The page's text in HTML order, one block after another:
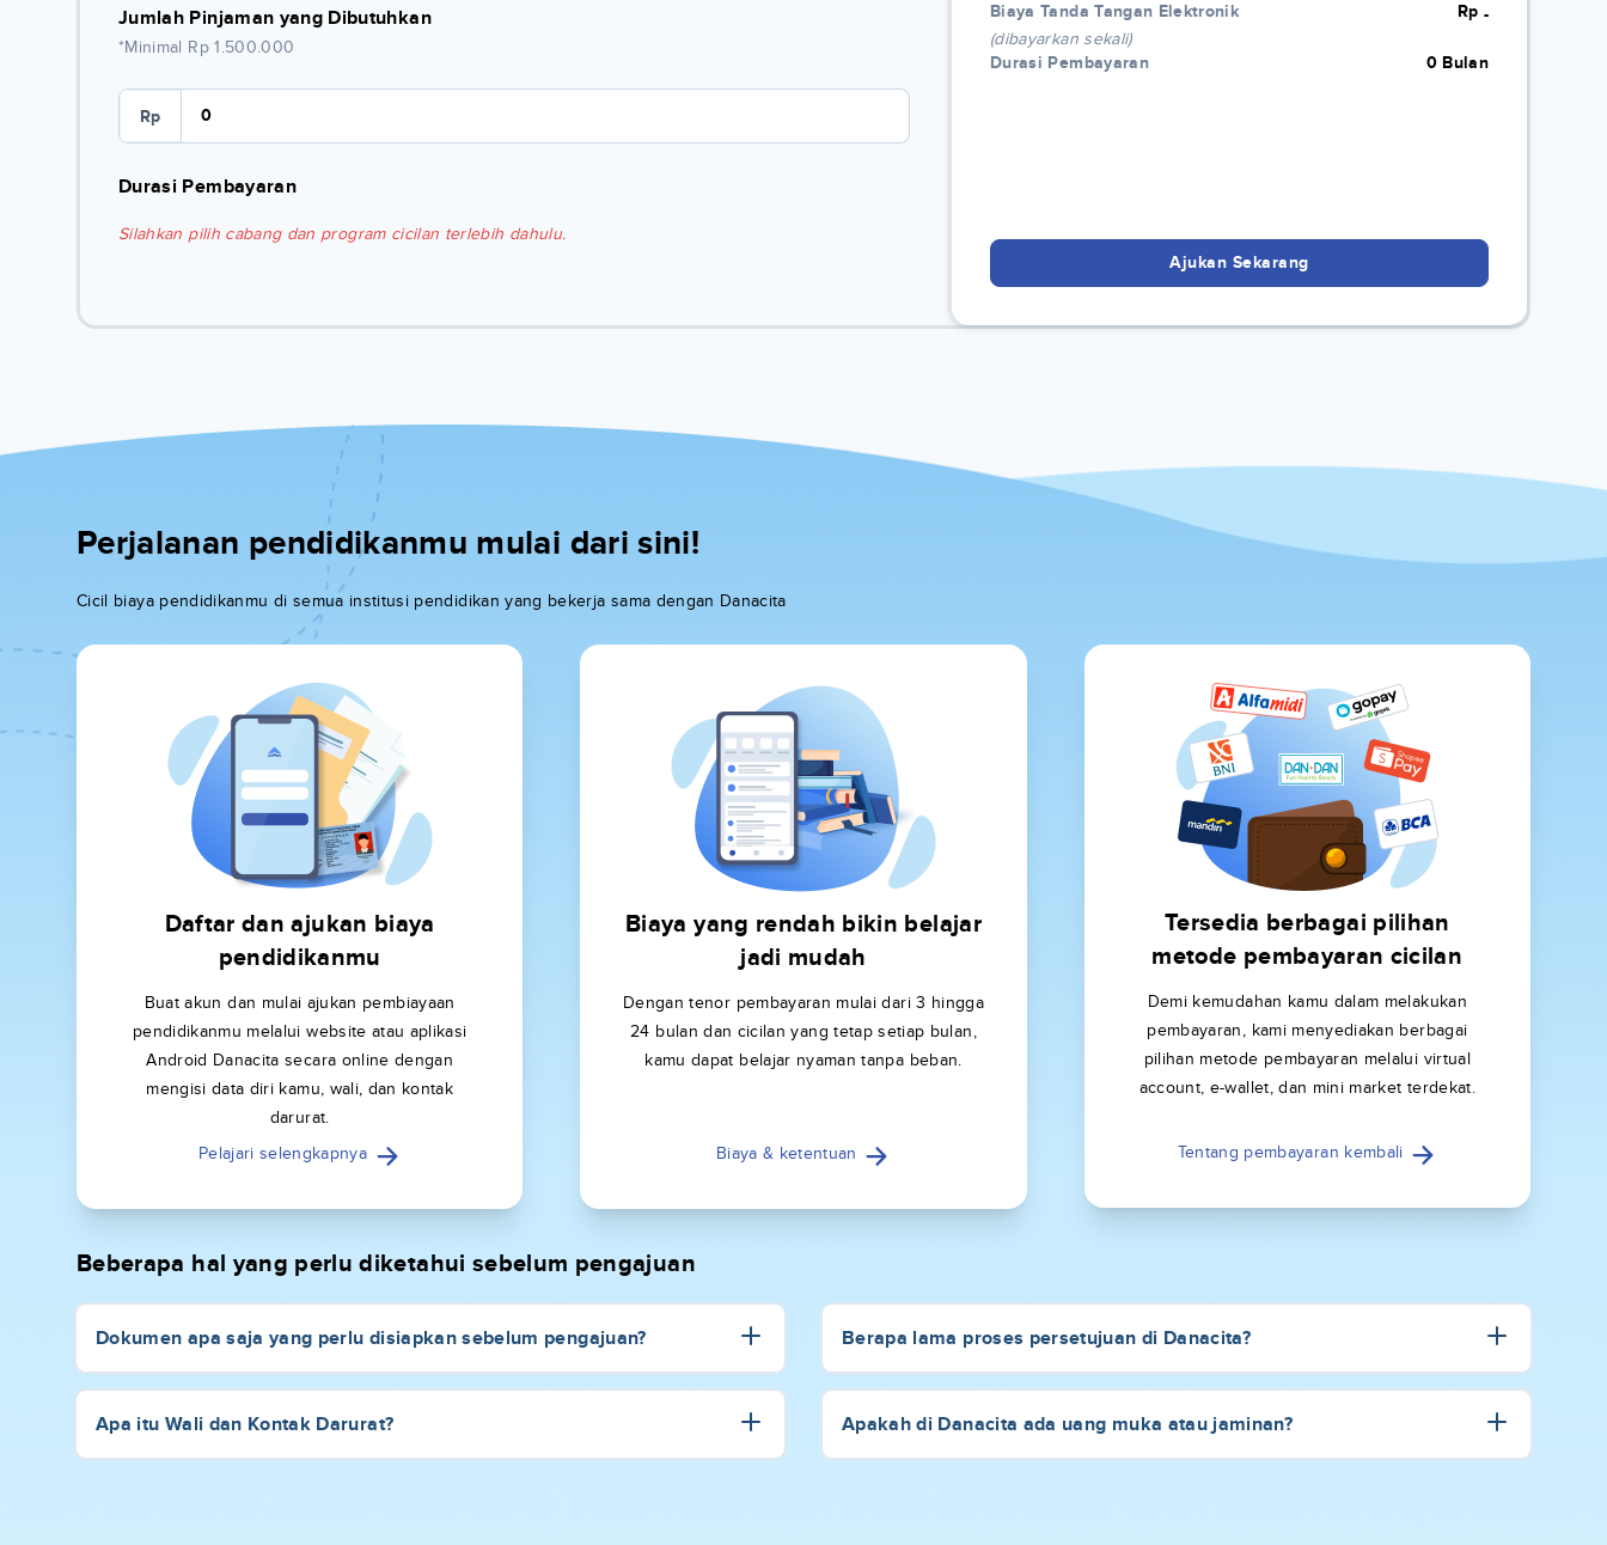
Jumlah Pinjaman yang Dibutuhkan
*Minimal Rp 1.500.000
Rp
Durasi Pembayaran
Silahkan pilih cabang dan program cicilan terlebih dahulu.
Biaya Tanda Tangan Elektronik
(dibayarkan sekali)
Rp -
Durasi Pembayaran 0 Bulan
Ajukan Sekarang
Perjalanan pendidikanmu mulai dari sini!
Cicil biaya pendidikanmu di semua institusi pendidikan yang bekerja sama dengan Danacita
Daftar dan ajukan biaya
pendidikanmu
Buat akun dan mulai ajukan pembiayaan
pendidikanmu melalui website atau aplikasi
Android Danacita secara online dengan
mengisi data diri kamu, wali, dan kontak
darurat.
Pelajari selengkapnya
Biaya yang rendah bikin belajar
jadi mudah
Dengan tenor pembayaran mulai dari 3 hingga
24 bulan dan cicilan yang tetap setiap bulan,
kamu dapat belajar nyaman tanpa beban.
Biaya & ketentuan
Tersedia berbagai pilihan
metode pembayaran cicilan
Demi kemudahan kamu dalam melakukan
pembayaran, kami menyediakan berbagai
pilihan metode pembayaran melalui virtual
account, e-wallet, dan mini market terdekat.
Tentang pembayaran kembali
Beberapa hal yang perlu diketahui sebelum pengajuan
Dokumen apa saja yang perlu disiapkan sebelum pengajuan?
Apa itu Wali dan Kontak Darurat?
Berapa lama proses persetujuan di Danacita?
Apakah di Danacita ada uang muka atau jaminan?